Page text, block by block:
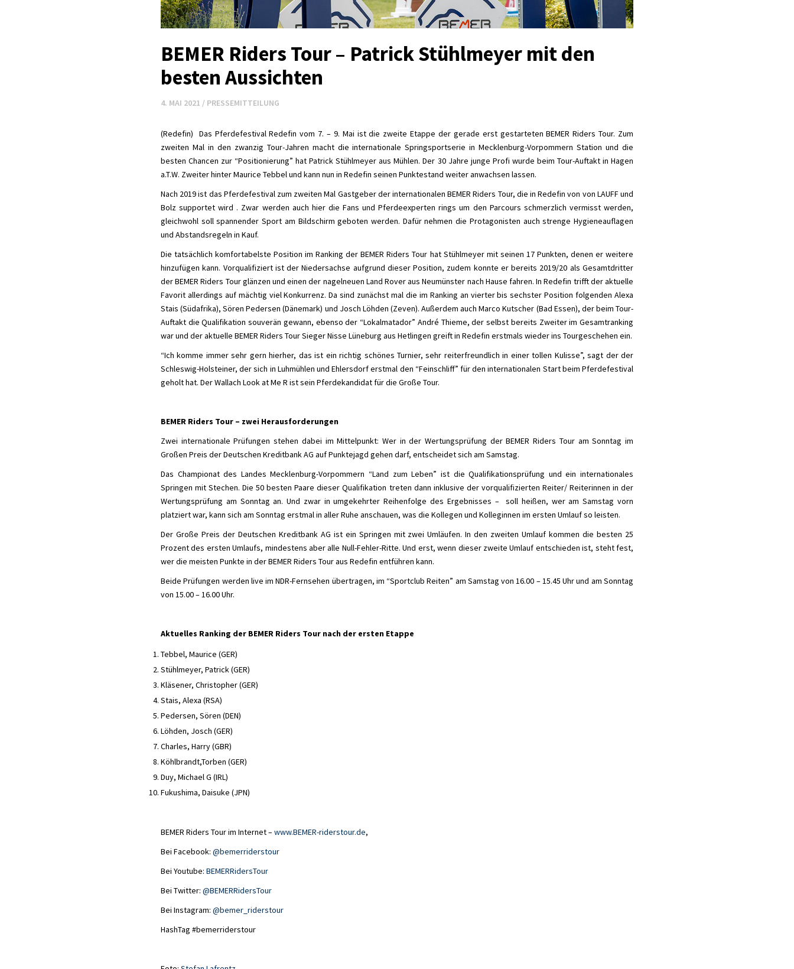
BEMER Riders Tour – Patrick Stühlmeyer mit den
besten Aussichten
4. MAI 2021 / PRESSEMITTEILUNG
(Redefin) Das Pferdefestival Redefin vom 7. – 9. Mai ist die zweite Etappe der gerade erst gestarteten BEMER Riders Tour. Zum
zweiten Mal in den zwanzig Tour-Jahren macht die internationale Springsportserie in Mecklenburg-Vorpommern Station und die
besten Chancen zur “Positionierung” hat Patrick Stühlmeyer aus Mühlen. Der 30 Jahre junge Profi wurde beim Tour-Auftakt in Hagen
a.T.W. Zweiter hinter Maurice Tebbel und kann nun in Redefin seinen Punktestand weiter anwachsen lassen.
Nach 2019 ist das Pferdefestival zum zweiten Mal Gastgeber der internationalen BEMER Riders Tour, die in Redefin von von LAUFF und
Bolz supportet wird . Zwar werden auch hier die Fans und Pferdeexperten rings um den Parcours schmerzlich vermisst werden,
gleichwohl soll spannender Sport am Bildschirm geboten werden. Dafür nehmen die Protagonisten auch strenge Hygieneauflagen
und Abstandsregeln in Kauf.
Die tatsächlich komfortabelste Position im Ranking der BEMER Riders Tour hat Stühlmeyer mit seinen 17 Punkten, denen er weitere
hinzufügen kann. Vorqualifiziert ist der Niedersachse aufgrund dieser Position, zudem konnte er bereits 2019/20 als Gesamtdritter
der BEMER Riders Tour glänzen und einen der nagelneuen Land Rover aus Neumünster nach Hause fahren. In Redefin trifft der aktuelle
Favorit allerdings auf mächtig viel Konkurrenz. Da sind zunächst mal die im Ranking an vierter bis sechster Position folgenden Alexa
Stais (Südafrika), Sören Pedersen (Dänemark) und Josch Löhden (Zeven). Außerdem auch Marco Kutscher (Bad Essen), der beim Tour-
Auftakt die Qualifikation souverän gewann, ebenso der “Lokalmatador” André Thieme, der selbst bereits Zweiter im Gesamtranking
war und der aktuelle BEMER Riders Tour Sieger Nisse Lüneburg aus Hetlingen greift in Redefin erstmals wieder ins Tourgeschehen ein.
“Ich komme immer sehr gern hierher, das ist ein richtig schönes Turnier, sehr reiterfreundlich in einer tollen Kulisse”, sagt der der
Schleswig-Holsteiner, der sich in Luhmühlen und Ehlersdorf erstmal den “Feinschliff” für den internationalen Start beim Pferdefestival
geholt hat. Der Wallach Look at Me R ist sein Pferdekandidat für die Große Tour.
BEMER Riders Tour – zwei Herausforderungen
Zwei internationale Prüfungen stehen dabei im Mittelpunkt: Wer in der Wertungsprüfung der BEMER Riders Tour am Sonntag im
Großen Preis der Deutschen Kreditbank AG auf Punktejagd gehen darf, entscheidet sich am Samstag.
Das Championat des Landes Mecklenburg-Vorpommern “Land zum Leben” ist die Qualifikationsprüfung und ein internationales
Springen mit Stechen. Die 50 besten Paare dieser Qualifikation treten dann inklusive der vorqualifizierten Reiter/ Reiterinnen in der
Wertungsprüfung am Sonntag an. Und zwar in umgekehrter Reihenfolge des Ergebnisses – soll heißen, wer am Samstag vorn
platziert war, kann sich am Sonntag erstmal in aller Ruhe anschauen, was die Kollegen und Kolleginnen im ersten Umlauf so leisten.
Der Große Preis der Deutschen Kreditbank AG ist ein Springen mit zwei Umläufen. In den zweiten Umlauf kommen die besten 25
Prozent des ersten Umlaufs, mindestens aber alle Null-Fehler-Ritte. Und erst, wenn dieser zweite Umlauf entschieden ist, steht fest,
wer die meisten Punkte in der BEMER Riders Tour aus Redefin entführen kann.
Beide Prüfungen werden live im NDR-Fernsehen übertragen, im “Sportclub Reiten” am Samstag von 16.00 – 15.45 Uhr und am Sonntag
von 15.00 – 16.00 Uhr.
Aktuelles Ranking der BEMER Riders Tour nach der ersten Etappe
Tebbel, Maurice (GER)
Stühlmeyer, Patrick (GER)
Kläsener, Christopher (GER)
Stais, Alexa (RSA)
Pedersen, Sören (DEN)
Löhden, Josch (GER)
Charles, Harry (GBR)
Köhlbrandt,Torben (GER)
Duy, Michael G (IRL)
Fukushima, Daisuke (JPN)
BEMER Riders Tour im Internet –www.BEMER-riderstour.de,
Bei Facebook: @bemerriderstour
Bei Youtube: BEMERRidersTour
Bei Twitter: @BEMERRidersTour
Bei Instagram: @bemer_riderstour
HashTag #bemerriderstour